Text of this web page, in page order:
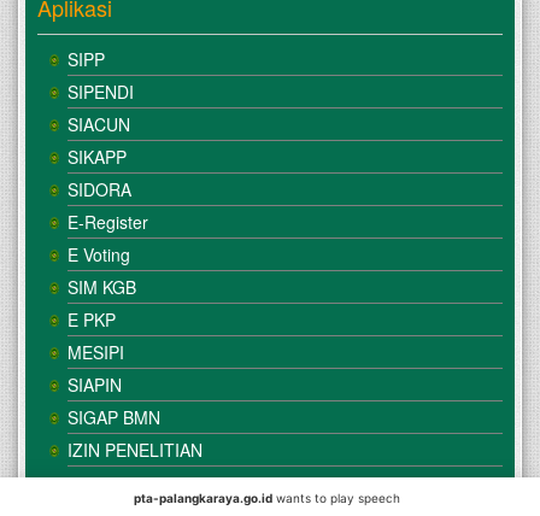
Aplikasi
SIPP
SIPENDI
SIACUN
SIKAPP
SIDORA
E-Register
E Voting
SIM KGB
E PKP
MESIPI
SIAPIN
SIGAP BMN
IZIN PENELITIAN
pta-palangkaraya.go.id wants to play speech